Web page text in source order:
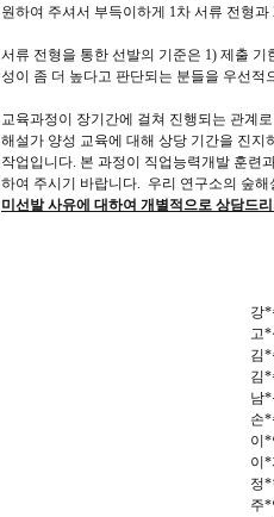
원하여 주셔서 부득이하게 1차 서류 전형
서류 전형을 통한 선발의 기준은 1) 제출
성이 좀 더 높다고 판단되는 분들을 우선적
교육과정이 장기간에 걸쳐 진행되는 관계
해설가 양성 교육에 대해 상당 기간을 진
작업입니다. 본 과정이 직업능력개발 훈련
하여 주시기 바랍니다. 우리 연구소의 숲
미선발 사유에 대하여 개별적으로 상담드
강
고
김
김
남
손
이
이
정
주